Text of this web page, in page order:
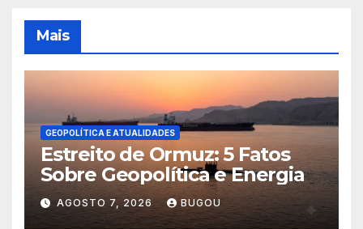
Mais
GEOPOLÍTICA E ATUALIDADES
Estreito de Ormuz: 5 Fatos
Sobre Geopolítica e Energia
AGOSTO 7, 2026 BUGOU